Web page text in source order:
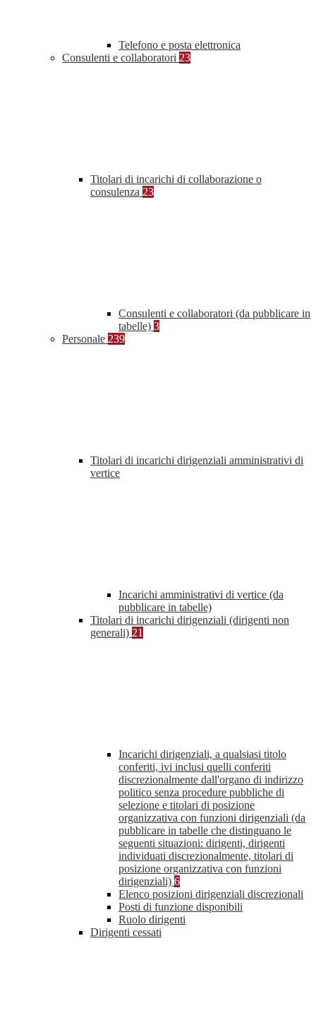
Telefono e posta elettronica
Consulenti e collaboratori 23
Titolari di incarichi di collaborazione o
consulenza 23
Consulenti e collaboratori (da pubblicare in
tabelle) 3
Personale 239
Titolari di incarichi dirigenziali amministrativi di
vertice
Incarichi amministrativi di vertice (da
pubblicare in tabelle)
Titolari di incarichi dirigenziali (dirigenti non
generali) 21
Incarichi dirigenziali, a qualsiasi titolo
conferiti, ivi inclusi quelli conferiti
discrezionalmente dall'organo di indirizzo
politico senza procedure pubbliche di
selezione e titolari di posizione
organizzativa con funzioni dirigenziali (da
pubblicare in tabelle che distinguano le
seguenti situazioni: dirigenti, dirigenti
individuati discrezionalmente, titolari di
posizione organizzativa con funzioni
dirigenziali) 6
Elenco posizioni dirigenziali discrezionali
Posti di funzione disponibili
Ruolo dirigenti
Dirigenti cessati